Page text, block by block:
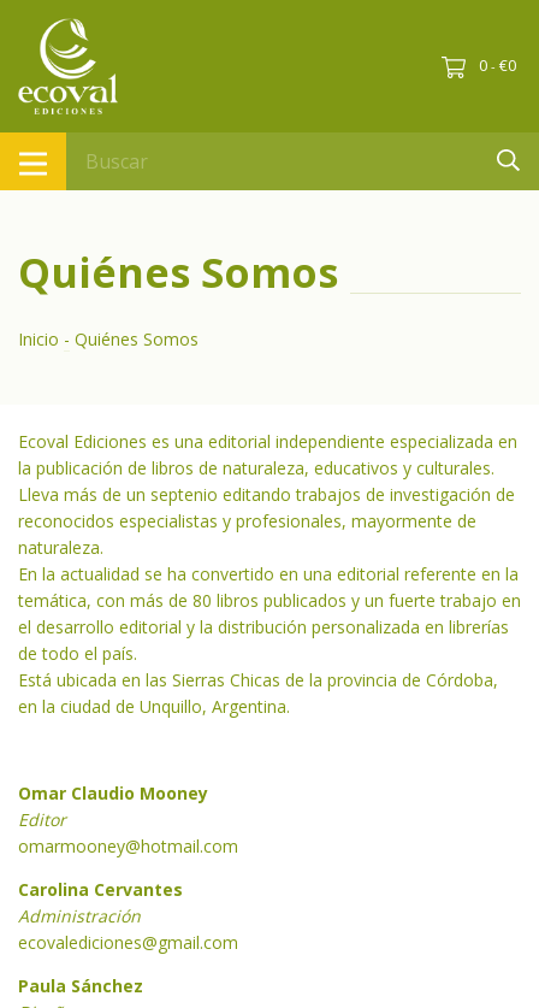
0 - €0
Quiénes Somos
Inicio - Quiénes Somos
Ecoval Ediciones es una editorial independiente especializada en
la publicación de libros de naturaleza, educativos y culturales.
Lleva más de un septenio editando trabajos de investigación de
reconocidos especialistas y profesionales, mayormente de
naturaleza.
En la actualidad se ha convertido en una editorial referente en la
temática, con más de 80 libros publicados y un fuerte trabajo en
el desarrollo editorial y la distribución personalizada en librerías
de todo el país.
Está ubicada en las Sierras Chicas de la provincia de Córdoba,
en la ciudad de Unquillo, Argentina.
Omar Claudio Mooney
Editor
omarmooney@hotmail.com
Carolina Cervantes
Administración
ecovalediciones@gmail.com
Paula Sánchez